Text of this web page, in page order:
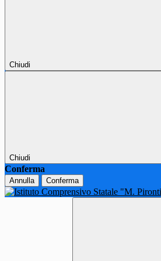
Chiudi
Chiudi
Conferma
Annulla Conferma